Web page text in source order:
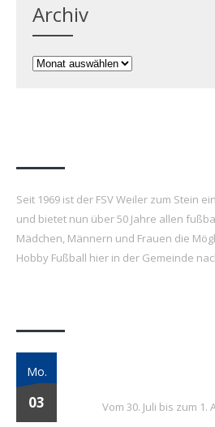
Archiv
Archiv
Seit 1969 ist der FSV Weiler zum Stein
und bietet nun über 50 Jahre allen
Mädchen, Männern und Frauen die
Hobby Fußball hier in der Gemeinde
Mo.
03 Vom 30. Juli bis zum 1.